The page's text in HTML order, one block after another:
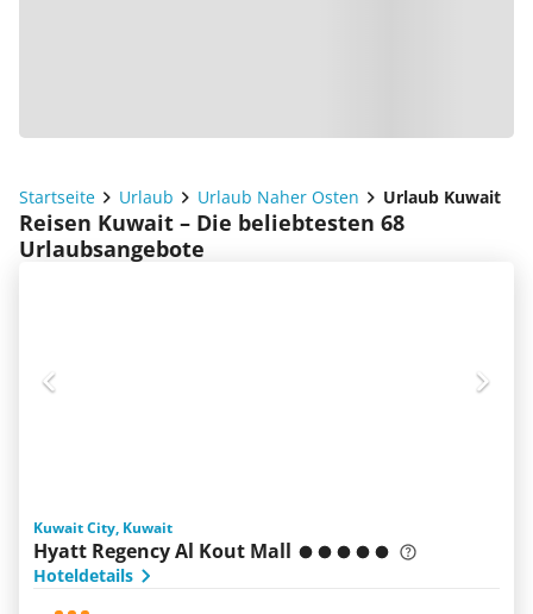
Startseite Urlaub Urlaub Naher Osten Urlaub Kuwait
Reisen Kuwait – Die beliebtesten 68
Urlaubsangebote
Kuwait City, Kuwait
Hyatt Regency Al Kout Mall
Hoteldetails